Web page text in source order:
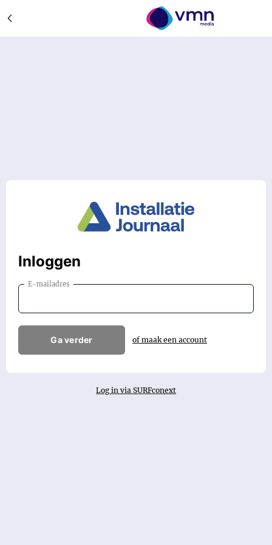
Inloggen
E-mailadres
Ga verder of maak een account
Log in via SURFconext